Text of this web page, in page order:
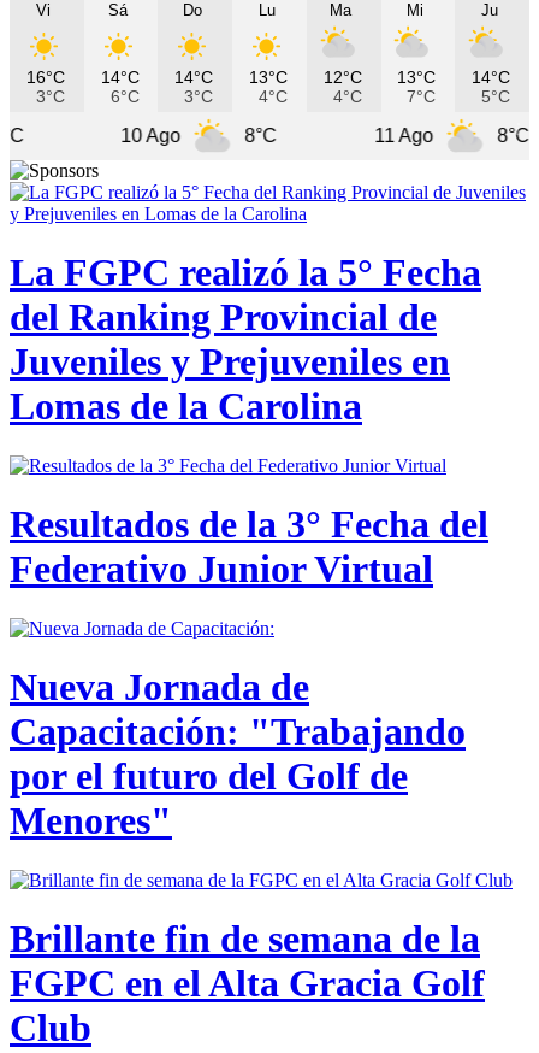
Vi
16°C
3°C
Sá
14°C
6°C
Do
14°C
3°C
Lu
13°C
4°C
Ma
12°C
4°C
Mi
13°C
7°C
Ju
14°C
5°C
8°C 8°C
La FGPC realizó la 5° Fecha
del Ranking Provincial de
Juveniles y Prejuveniles en
Lomas de la Carolina
Resultados de la 3° Fecha del
Federativo Junior Virtual
Nueva Jornada de
Capacitación: "Trabajando
por el futuro del Golf de
Menores"
Brillante fin de semana de la
FGPC en el Alta Gracia Golf
Club